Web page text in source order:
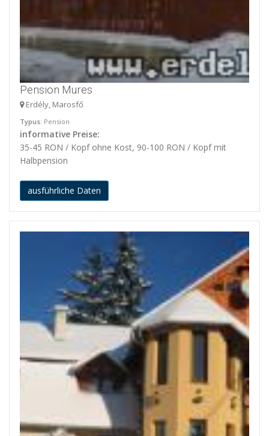
Pension Mures
Erdély, Marosfő
Typus: Pension
informative Preise:
35-45 RON / Kopf ohne Kost, 90-100 RON / Kopf mit
Halbpension
ausführliche Daten